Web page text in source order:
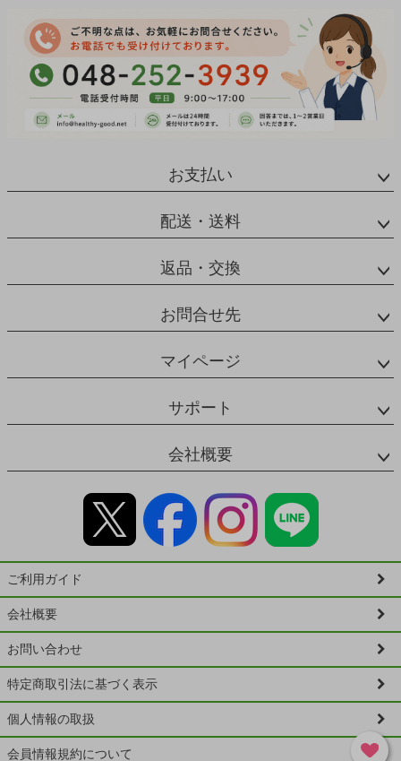
お支払い
配送・送料
返品・交換
お問合せ先
マイページ
サポート
会社概要
ご利用ガイド
会社概要
お問い合わせ
特定商取引法に基づく表示
個人情報の取扱
会員情報規約について